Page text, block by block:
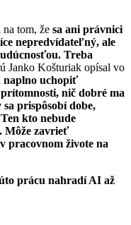
tom, že sa ani právnici
nepredvídateľný, ale
Treba
Janko Košturiak opísal vo
naplno uchopiť
nič dobré ma
prispôsobí dobe,
kto nebude
Môže zavrieť
pracovnom živote na
prácu nahradí AI až